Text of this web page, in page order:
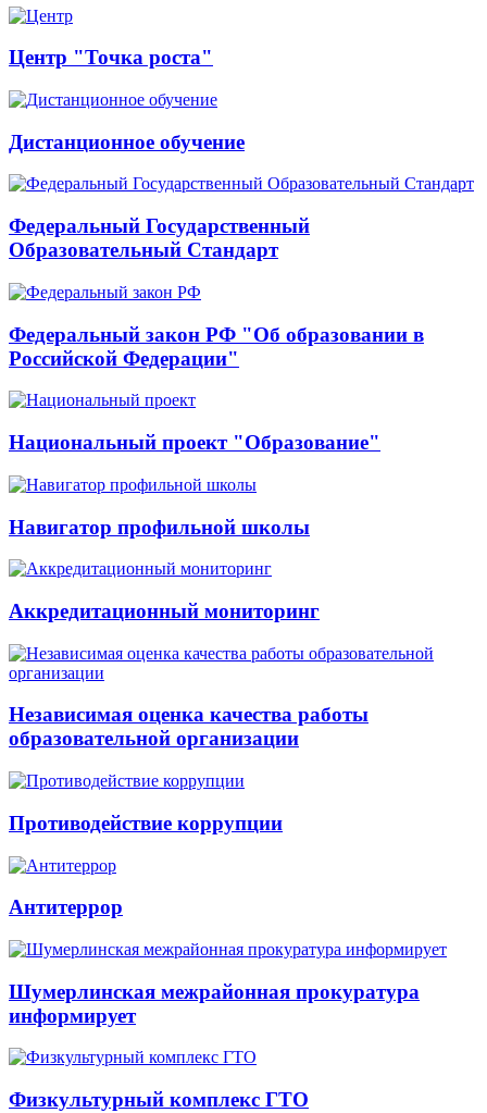
Центр "Точка роста"
Дистанционное обучение
Федеральный Государственный
Образовательный Стандарт
Федеральный закон РФ "Об образовании в
Российской Федерации"
Национальный проект "Образование"
Навигатор профильной школы
Аккредитационный мониторинг
Независимая оценка качества работы
образовательной организации
Противодействие коррупции
Антитеррор
Шумерлинская межрайонная прокуратура
информирует
Физкультурный комплекс ГТО